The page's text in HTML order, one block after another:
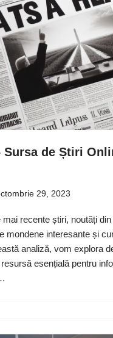
Sursa de Știri
29, 2023
recente știri, noutăți
mondene interesante și
analiză, vom explora
esențială pentru